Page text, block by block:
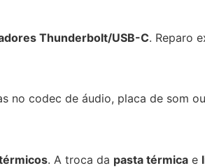
Thunderbolt/USB-C. Reparo
no codec de áudio, placa de som
. A troca da pasta térmica e